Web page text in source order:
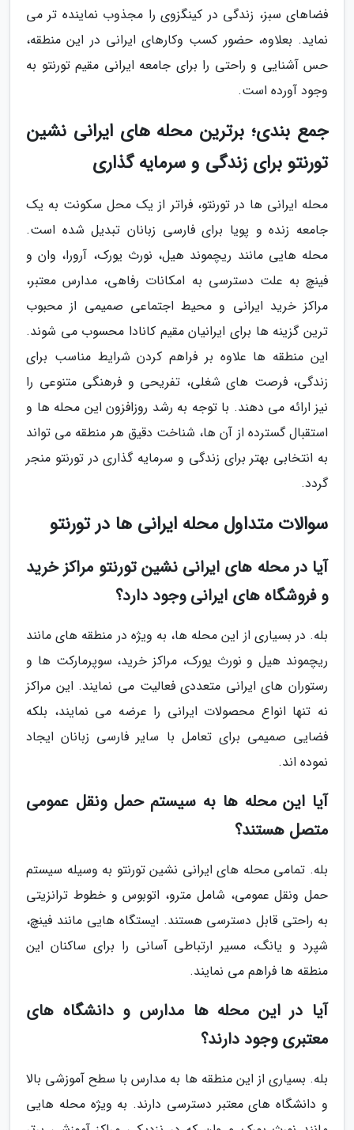
فضاهای سبز، زندگی در کینگزوی را مجذوب نماینده تر می
نماید. بعلاوه، حضور کسب وکارهای ایرانی در این منطقه،
حس آشنایی و راحتی را برای جامعه ایرانی مقیم تورنتو به
وجود آورده است.
جمع بندی؛ برترین محله های ایرانی نشین
تورنتو برای زندگی و سرمایه گذاری
محله ایرانی ها در تورنتو، فراتر از یک محل سکونت به یک
جامعه زنده و پویا برای فارسی زبانان تبدیل شده است.
محله هایی مانند ریچموند هیل، نورث یورک، آرورا، وان و
فینچ به علت دسترسی به امکانات رفاهی، مدارس معتبر،
مراکز خرید ایرانی و محیط اجتماعی صمیمی از محبوب
ترین گزینه ها برای ایرانیان مقیم کانادا محسوب می شوند.
این منطقه ها علاوه بر فراهم کردن شرایط مناسب برای
زندگی، فرصت های شغلی، تفریحی و فرهنگی متنوعی را
نیز ارائه می دهند. با توجه به رشد روزافزون این محله ها و
استقبال گسترده از آن ها، شناخت دقیق هر منطقه می تواند
به انتخابی بهتر برای زندگی و سرمایه گذاری در تورنتو منجر
گردد.
سوالات متداول محله ایرانی ها در تورنتو
آیا در محله های ایرانی نشین تورنتو مراکز خرید
و فروشگاه های ایرانی وجود دارد؟
بله. در بسیاری از این محله ها، به ویژه در منطقه های مانند
ریچموند هیل و نورث یورک، مراکز خرید، سوپرمارکت ها و
رستوران های ایرانی متعددی فعالیت می نمایند. این مراکز
نه تنها انواع محصولات ایرانی را عرضه می نمایند، بلکه
فضایی صمیمی برای تعامل با سایر فارسی زبانان ایجاد
نموده اند.
آیا این محله ها به سیستم حمل ونقل عمومی
متصل هستند؟
بله. تمامی محله های ایرانی نشین تورنتو به وسیله سیستم
حمل ونقل عمومی، شامل مترو، اتوبوس و خطوط ترانزیتی
به راحتی قابل دسترسی هستند. ایستگاه هایی مانند فینچ،
شپرد و یانگ، مسیر ارتباطی آسانی را برای ساکنان این
منطقه ها فراهم می نمایند.
آیا در این محله ها مدارس و دانشگاه های
معتبری وجود دارند؟
بله. بسیاری از این منطقه ها به مدارس با سطح آموزشی بالا
و دانشگاه های معتبر دسترسی دارند. به ویژه محله هایی